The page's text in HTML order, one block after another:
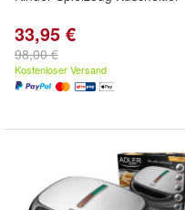
33,95 €
98,00 €
Kostenloser Versand